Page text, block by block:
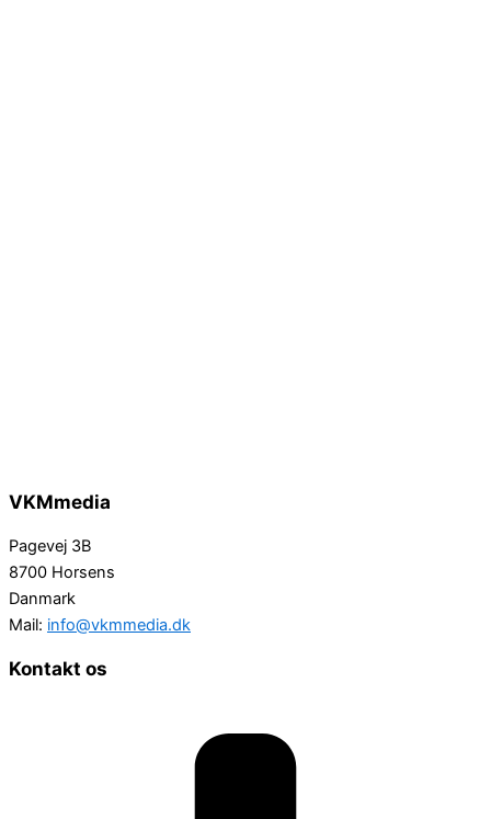
VKMmedia
Pagevej 3B
8700 Horsens
Danmark
Mail: info@vkmmedia.dk
Kontakt os